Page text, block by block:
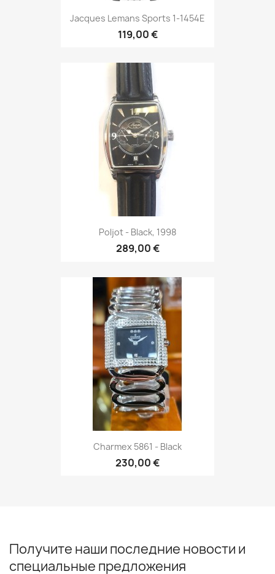
Jacques Lemans Sports 1-1454E
119,00 €
Poljot - Black, 1998
289,00 €
Charmex 5861 - Black
230,00 €
Получите наши последние новости и
специальные предложения